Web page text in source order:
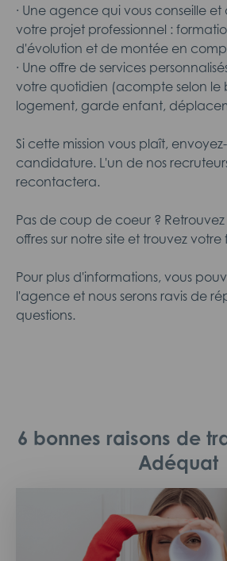
· Une agence qui vous conseille
votre projet professionnel :
d'évolution et de montée en
· Une offre de services
votre quotidien (acompte selon le
logement, garde enfant,
Si cette mission vous plaît,
candidature. L'un de nos
recontactera.
Pas de coup de coeur ?
offres sur notre site et trouvez votre
Pour plus d'informations, vous
l'agence et nous serons ravis de
questions.
6 bonnes raisons de
Adéquat